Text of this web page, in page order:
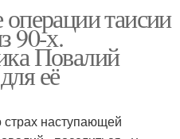
таисии
90-х.
Повалий
её
наступающей